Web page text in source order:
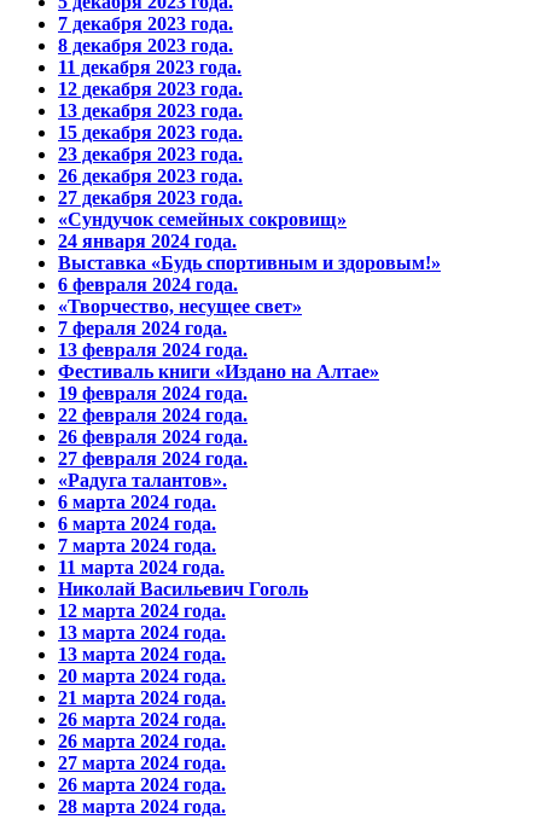
7 декабря 2023 года.
8 декабря 2023 года.
11 декабря 2023 года.
12 декабря 2023 года.
13 декабря 2023 года.
15 декабря 2023 года.
23 декабря 2023 года.
26 декабря 2023 года.
27 декабря 2023 года.
«Сундучок семейных сокровищ»
24 января 2024 года.
Выставка «Будь спортивным и здоровым!»
6 февраля 2024 года.
«Творчество, несущее свет»
7 фераля 2024 года.
13 февраля 2024 года.
Фестиваль книги «Издано на Алтае»
19 февраля 2024 года.
22 февраля 2024 года.
26 февраля 2024 года.
27 февраля 2024 года.
«Радуга талантов».
6 марта 2024 года.
6 марта 2024 года.
7 марта 2024 года.
11 марта 2024 года.
Николай Васильевич Гоголь
12 марта 2024 года.
13 марта 2024 года.
13 марта 2024 года.
20 марта 2024 года.
21 марта 2024 года.
26 марта 2024 года.
26 марта 2024 года.
27 марта 2024 года.
26 марта 2024 года.
28 марта 2024 года.